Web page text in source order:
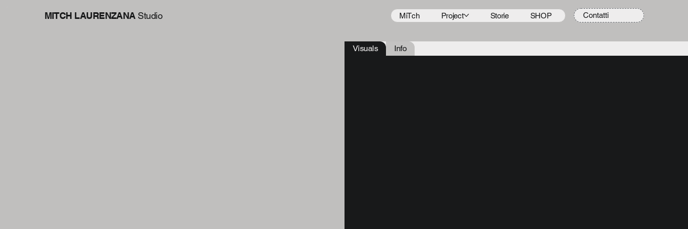
MITCH LAURENZANA Studio MiTch Project Storie SHOP Contatti
Visuals Info